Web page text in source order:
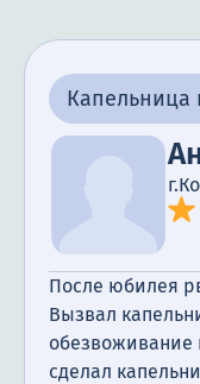
Капельница
После юбилея
Вызвал
обезвоживание
сделал